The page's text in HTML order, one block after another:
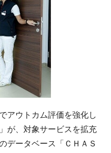
アウトカム評価を強化し
が、対象サービスを拡充
データベース「ＣＨＡＳ